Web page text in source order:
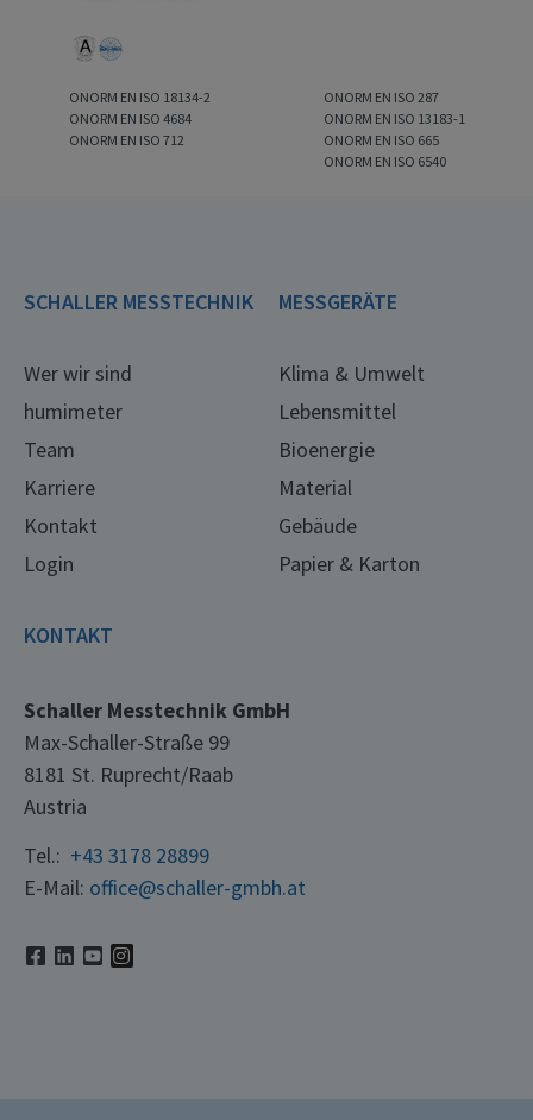
ONORM EN ISO 18134-2
ONORM EN ISO 4684
ONORM EN ISO 712
ONORM EN ISO 287
ONORM EN ISO 13183-1
ONORM EN ISO 665
ONORM EN ISO 6540
SCHALLER MESSTECHNIK
Wer wir sind
humimeter
Team
Karriere
Kontakt
Login
MESSGERÄTE
Klima & Umwelt
Lebensmittel
Bioenergie
Material
Gebäude
Papier & Karton
KONTAKT
Schaller Messtechnik GmbH
Max-Schaller-Straße 99
8181 St. Ruprecht/Raab
Austria
Tel.: +43 3178 28899
E-Mail: office@schaller-gmbh.at